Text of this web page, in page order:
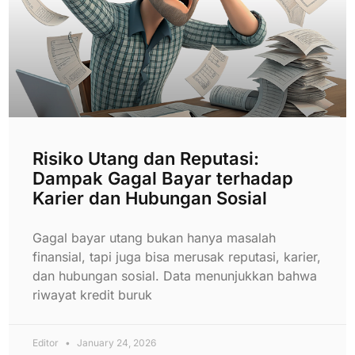
Risiko Utang dan Reputasi:
Dampak Gagal Bayar terhadap
Karier dan Hubungan Sosial
Gagal bayar utang bukan hanya masalah
finansial, tapi juga bisa merusak reputasi, karier,
dan hubungan sosial. Data menunjukkan bahwa
riwayat kredit buruk
Editor January 24, 2026